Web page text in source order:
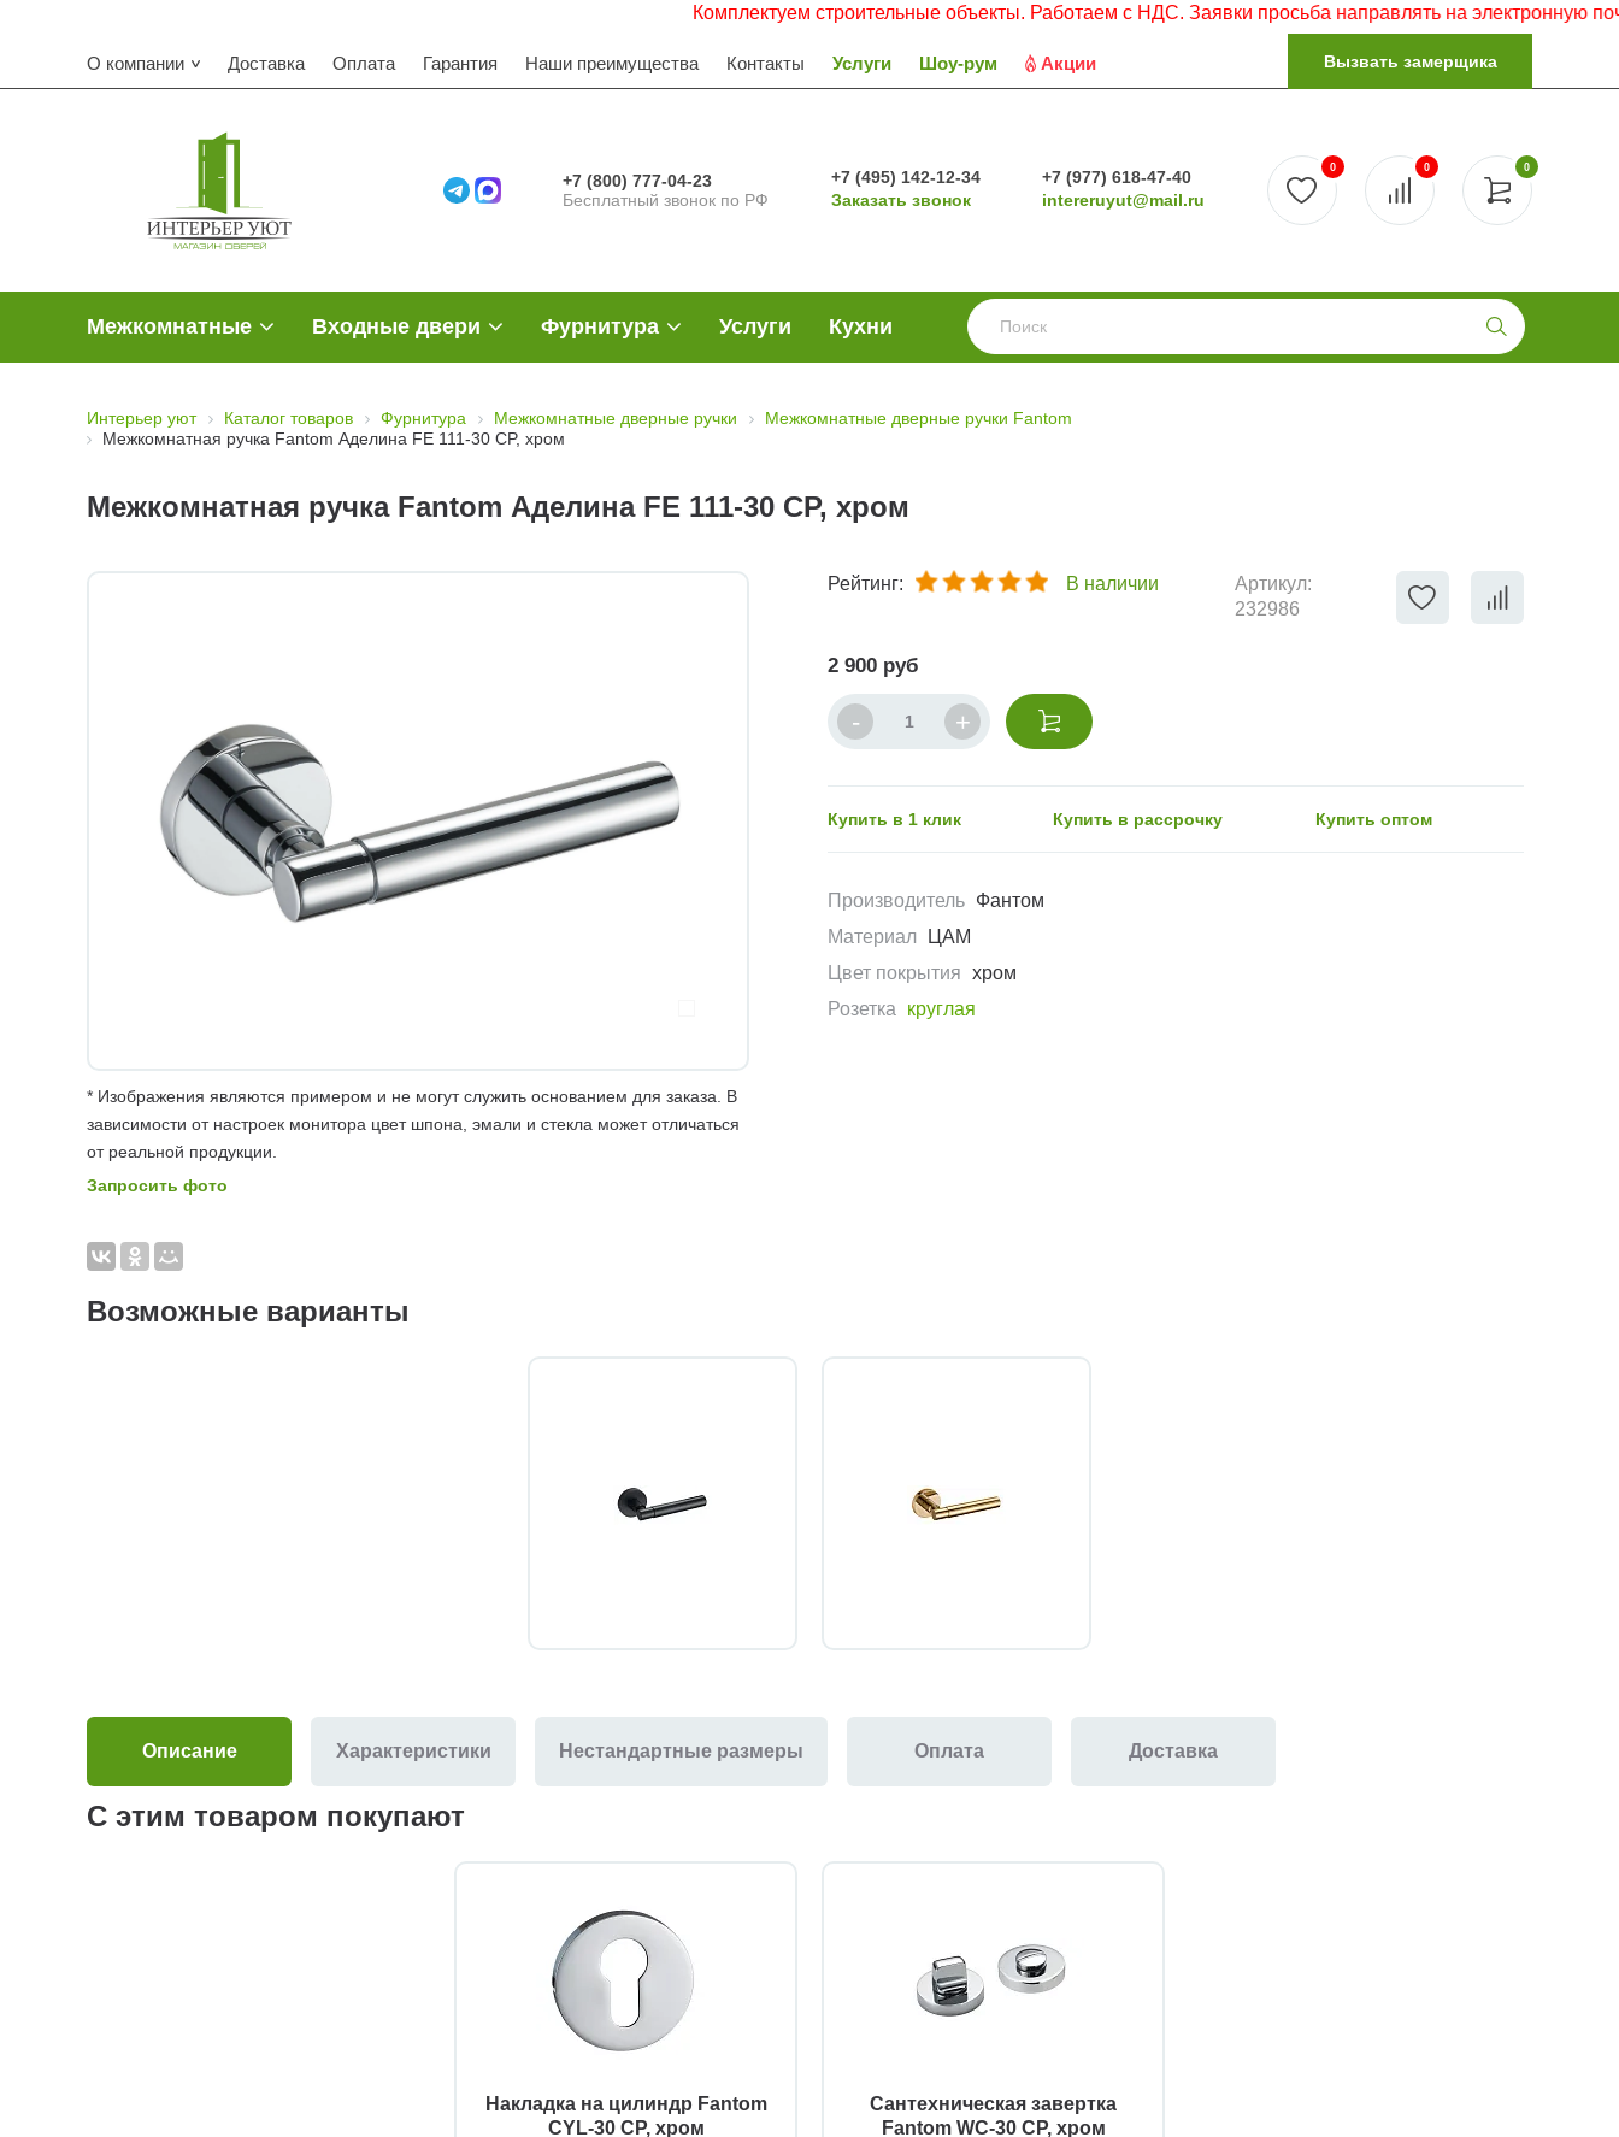
Комплектуем строительные объекты. Работаем с НДС. Заявки просьба направлять на электронную почту.
О компании Доставка Оплата Гарантия Наши преимущества Контакты Услуги Шоу-рум Акции Вызвать замерщика
+7 (800) 777-04-23
Бесплатный звонок по РФ
+7 (495) 142-12-34
Заказать звонок
+7 (977) 618-47-40
intereruyut@mail.ru
0
0 0
Межкомнатные Входные двери Фурнитура Услуги Кухни
Интерьер уют Каталог товаров Фурнитура Межкомнатные дверные ручки
Межкомнатные дверные ручки Fantom
Межкомнатная ручка Fantom Аделина FE 111-30 CP, хром
Межкомнатная ручка Fantom Аделина FE 111-30 CP, хром
* Изображения являются примером и не могут служить основанием для заказа. В
зависимости от настроек монитора цвет шпона, эмали и стекла может отличаться
от реальной продукции.
Запросить фото
Рейтинг: В наличии
Артикул:
232986
2 900 руб
Купить в 1 клик Купить в рассрочку Купить оптом
Производитель Фантом
Материал
ЦАМ
Цвет покрытия хром
Розетка
круглая
Возможные варианты
Описание Характеристики Нестандартные размеры Оплата Доставка
С этим товаром покупают
Накладка на цилиндр Fantom
CYL-30 CP, хром
Сантехническая завертка
Fantom WC-30 CP, хром